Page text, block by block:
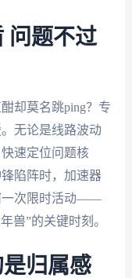
问题不过
却莫名跳ping？专
无论是线路波动
速定位问题核
陷阵时，加速器
一次限时活动——
兽”的关键时刻。
归属感